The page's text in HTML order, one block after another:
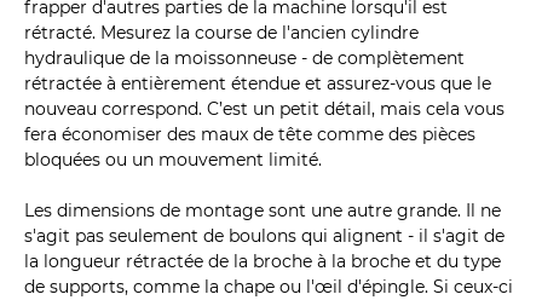
frapper d'autres parties de la machine lorsqu'il est
rétracté. Mesurez la course de l'ancien cylindre
hydraulique de la moissonneuse - de complètement
rétractée à entièrement étendue et assurez-vous que le
nouveau correspond. C’est un petit détail, mais cela vous
fera économiser des maux de tête comme des pièces
bloquées ou un mouvement limité.
Les dimensions de montage sont une autre grande. Il ne
s'agit pas seulement de boulons qui alignent - il s'agit de
la longueur rétractée de la broche à la broche et du type
de supports, comme la chape ou l'œil d'épingle. Si ceux-ci